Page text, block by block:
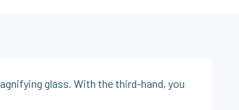
glass. With the third-hand, you